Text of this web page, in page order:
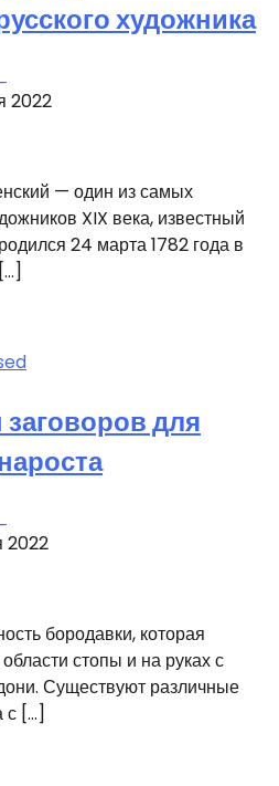
художника
2022
— один из самых
XIX века, известный
24 марта 1782 года в
для
2022
бородавки, которая
стопы и на руках с
Существуют различные
с […]